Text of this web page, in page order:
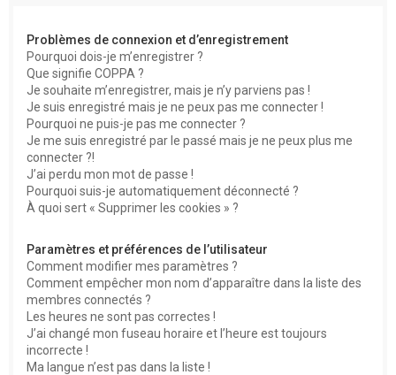
Problèmes de connexion et d’enregistrement
Pourquoi dois-je m’enregistrer ?
Que signifie COPPA ?
Je souhaite m’enregistrer, mais je n’y parviens pas !
Je suis enregistré mais je ne peux pas me connecter !
Pourquoi ne puis-je pas me connecter ?
Je me suis enregistré par le passé mais je ne peux plus me
connecter ?!
J’ai perdu mon mot de passe !
Pourquoi suis-je automatiquement déconnecté ?
À quoi sert « Supprimer les cookies » ?
Paramètres et préférences de l’utilisateur
Comment modifier mes paramètres ?
Comment empêcher mon nom d’apparaître dans la liste des
membres connectés ?
Les heures ne sont pas correctes !
J’ai changé mon fuseau horaire et l’heure est toujours
incorrecte !
Ma langue n’est pas dans la liste !